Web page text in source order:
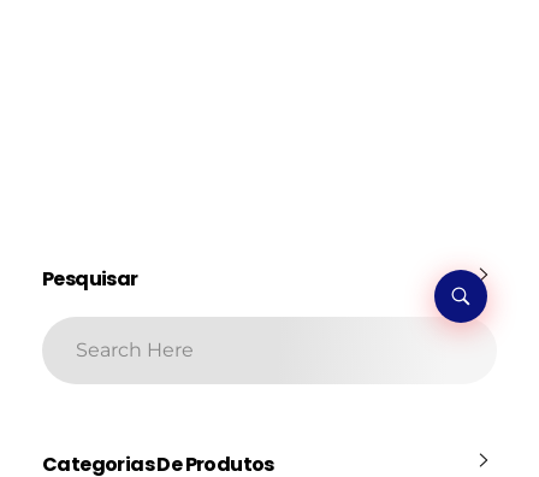
Pesquisar
Categorias De Produtos